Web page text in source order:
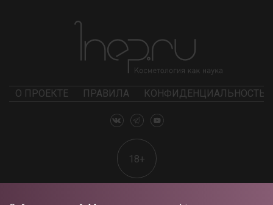
О ПРОЕКТЕ ПРАВИЛА КОНФИДЕНЦИАЛЬНОСТЬ
18+